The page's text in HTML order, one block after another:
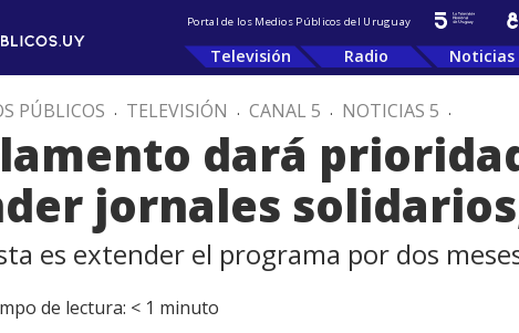
Portal de los Medios Públicos del Uruguay
Televisión Radio Noticias
PÚBLICOS . TELEVISIÓN . CANAL 5 . NOTICIAS 5 .
dará
jornales
es extender el programa por dos
de lectura: < 1 minuto